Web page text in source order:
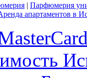
| Парфюмерия
апартаментов в